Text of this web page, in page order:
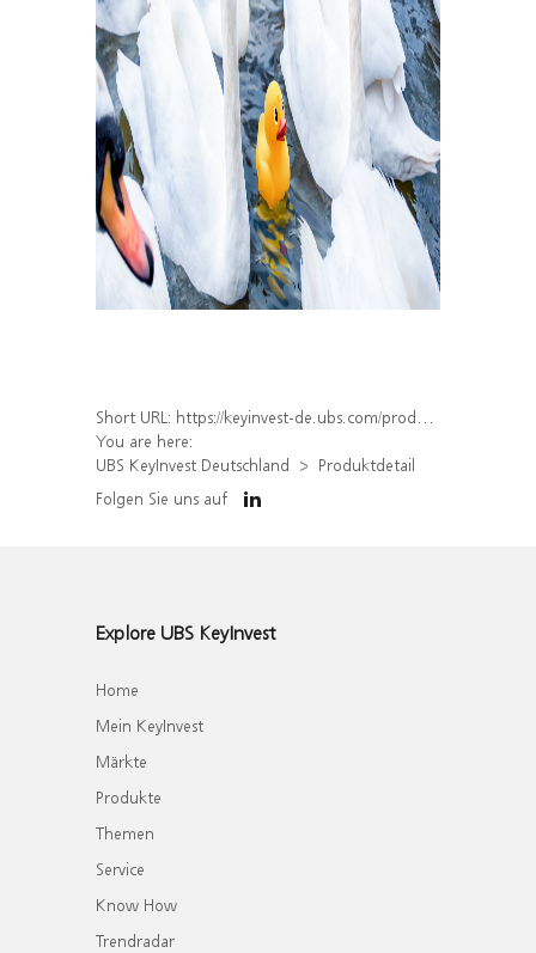
Short URL: https://keyinvest-de.ubs.com/produkt/detail/index/isin/DE000WA6HEX7
You are here:
UBS KeyInvest Deutschland
Produktdetail
Folgen Sie uns auf
Explore UBS KeyInvest
Home
Mein KeyInvest
Märkte
Produkte
Themen
Service
Know How
Trendradar